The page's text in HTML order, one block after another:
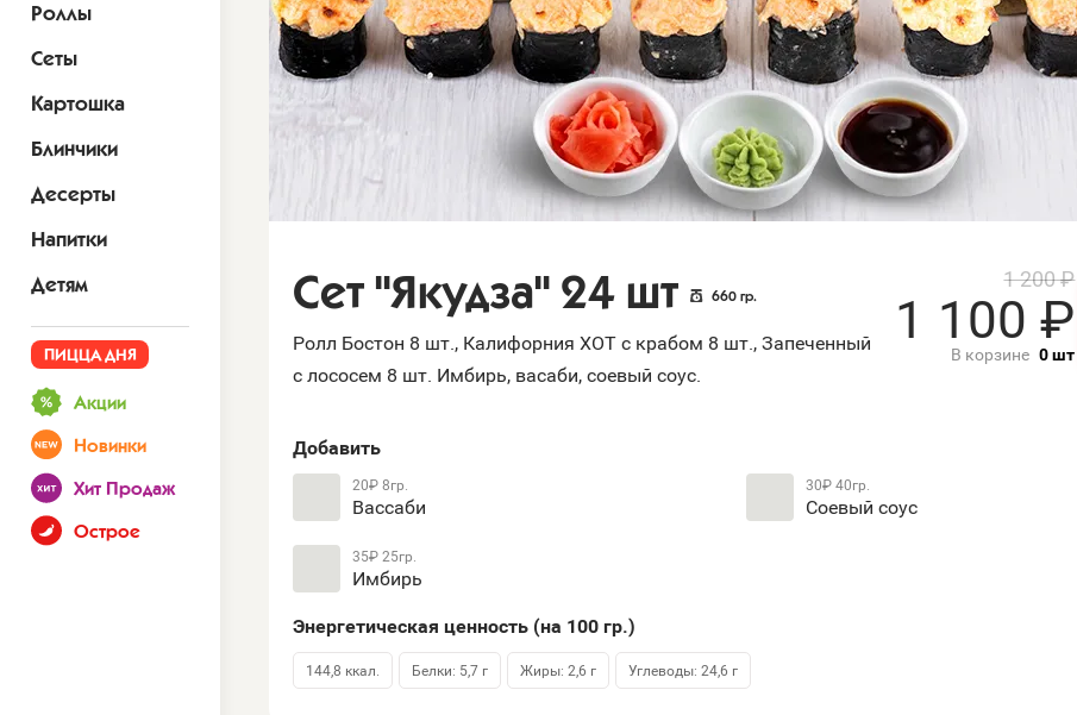
Роллы
Сеты
Картошка
Блинчики
Десерты
Напитки
Детям
ПИЦЦА ДНЯ
Акции
Новинки
Хит Продаж
Острое
Сет "Якудза" 24 шт 660гр.
Ролл Бостон 8 шт., Калифорния ХОТ с крабом 8 шт., Запеченный
с лососем 8 шт. Имбирь, васаби, соевый соус.
1 200₽
1 100 ₽
В корзине 0шт
Добавить
20₽8гр.
Вассаби
35₽25гр.
Имбирь
30₽40гр.
Соевый соус
Энергетическая ценность (на 100гр.)
144,8 ккал. Белки: 5,7 г Жиры: 2,6 г Углеводы: 24,6 г